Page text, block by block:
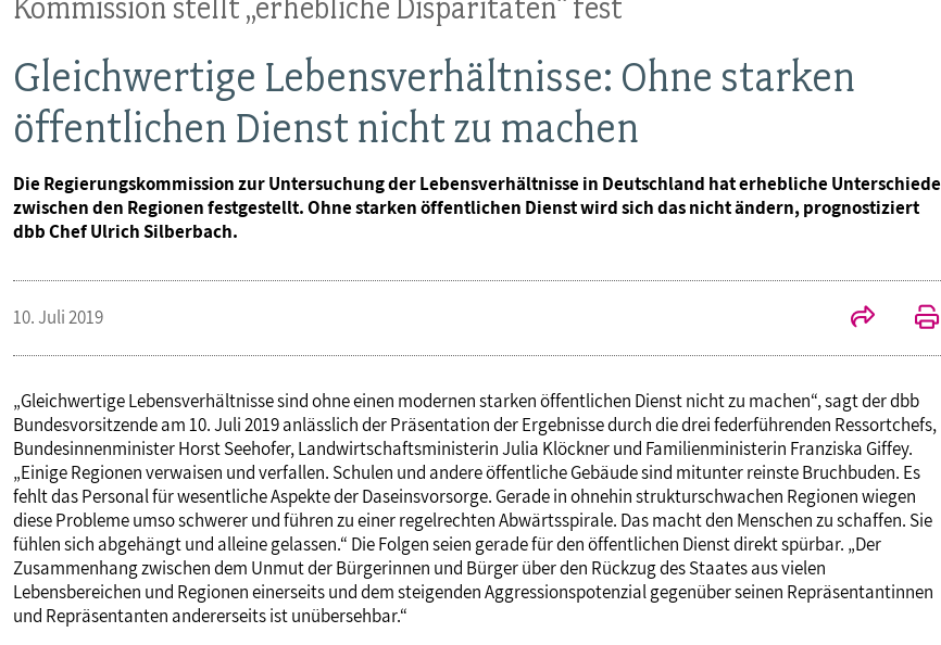
Kommission stellt „erhebliche Disparitäten“ fest
Gleichwertige Lebensverhältnisse: Ohne starken
öffentlichen Dienst nicht zu machen
Die Regierungskommission zur Untersuchung der Lebensverhältnisse in Deutschland hat erhebliche Unterschiede
zwischen den Regionen festgestellt. Ohne starken öffentlichen Dienst wird sich das nicht ändern, prognostiziert
dbb Chef Ulrich Silberbach.
10. Juli 2019
„Gleichwertige Lebensverhältnisse sind ohne einen modernen starken öffentlichen Dienst nicht zu machen“, sagt der dbb
Bundesvorsitzende am 10. Juli 2019 anlässlich der Präsentation der Ergebnisse durch die drei federführenden Ressortchefs,
Bundesinnenminister Horst Seehofer, Landwirtschaftsministerin Julia Klöckner und Familienministerin Franziska Giffey.
„Einige Regionen verwaisen und verfallen. Schulen und andere öffentliche Gebäude sind mitunter reinste Bruchbuden. Es
fehlt das Personal für wesentliche Aspekte der Daseinsvorsorge. Gerade in ohnehin strukturschwachen Regionen wiegen
diese Probleme umso schwerer und führen zu einer regelrechten Abwärtsspirale. Das macht den Menschen zu schaffen. Sie
fühlen sich abgehängt und alleine gelassen.“ Die Folgen seien gerade für den öffentlichen Dienst direkt spürbar. „Der
Zusammenhang zwischen dem Unmut der Bürgerinnen und Bürger über den Rückzug des Staates aus vielen
Lebensbereichen und Regionen einerseits und dem steigenden Aggressionspotenzial gegenüber seinen Repräsentantinnen
und Repräsentanten andererseits ist unübersehbar.“